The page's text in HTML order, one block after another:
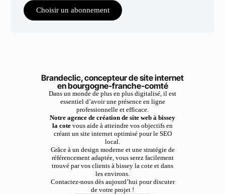
Choisir un abonnement
Brandeclic, concepteur de site internet
en bourgogne-franche-comté
Dans un monde de plus en plus digitalisé, il est
essentiel d’avoir une présence en ligne
professionnelle et efficace.
Notre agence de création de site web à bissey
la cote vous aide à atteindre vos objectifs en
créant un site internet optimisé pour le SEO
local.
Grâce à un design moderne et une stratégie de
référencement adaptée, vous serez facilement
trouvé par vos clients à bissey la cote et dans
les environs.
Contactez-nous dès aujourd’hui pour discuter
de votre projet !